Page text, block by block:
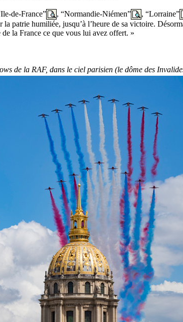
de-France” , “Normandie-Niémen” , “Lorraine”
patrie humiliée, jusqu’à l’heure de sa victoire.
la France ce que vous lui avez offert. »
de la RAF, dans le ciel parisien (le dôme des